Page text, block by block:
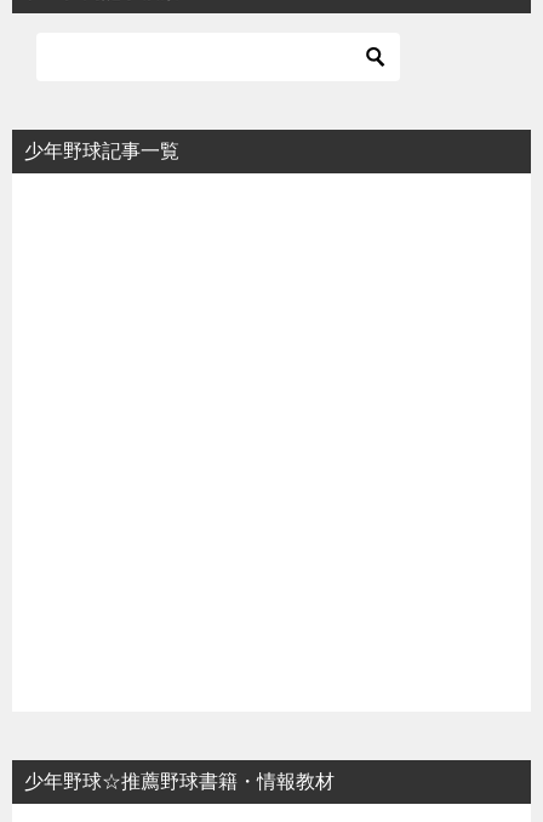
少年野球記事一覧
少年野球☆推薦野球書籍・情報教材